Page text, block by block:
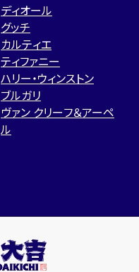
ディオール
グッチ
カルティエ
ティファニー
ハリー・ウィンストン
ブルガリ
ヴァン クリーフ＆アーペ
ル